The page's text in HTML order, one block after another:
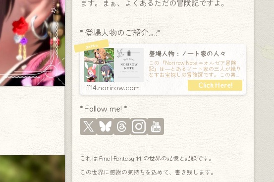
ます。まぁ、よくあるただの冒険記ですよ。
* 登場人物のご紹介.｡.:*
登場人物：ノート家の人々
この『Norirow Note エオルゼア冒険
記』は―とあるノート家の三人が織り
なすお宝探しの冒険譚です。この素敵
な Final Fantasy XIV の世界を旅しな
ff14.norirow.com
* Follow me! *
これは Final Fantasy 14 の世界の記憶と記録です。
この世界に感謝の気持ちを込めて、書き残します。